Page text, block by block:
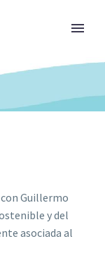
Guillermo
y del
asociada al